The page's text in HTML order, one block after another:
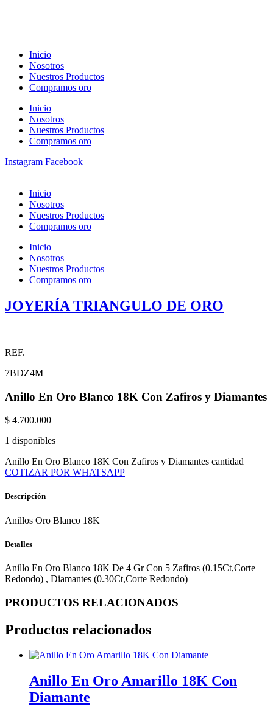
Inicio
Nosotros
Nuestros Productos
Compramos oro
Inicio
Nosotros
Nuestros Productos
Compramos oro
Instagram Facebook
Inicio
Nosotros
Nuestros Productos
Compramos oro
Inicio
Nosotros
Nuestros Productos
Compramos oro
JOYERÍA TRIANGULO DE ORO
REF.
7BDZ4M
Anillo En Oro Blanco 18K Con Zafiros y Diamantes
$ 4.700.000
1 disponibles
Anillo En Oro Blanco 18K Con Zafiros y Diamantes cantidad
COTIZAR POR WHATSAPP
Descripción
Anillos Oro Blanco 18K
Detalles
Anillo En Oro Blanco 18K De 4 Gr Con 5 Zafiros (0.15Ct,Corte
Redondo) , Diamantes (0.30Ct,Corte Redondo)
PRODUCTOS RELACIONADOS
Productos relacionados
Anillo En Oro Amarillo 18K Con
Diamante